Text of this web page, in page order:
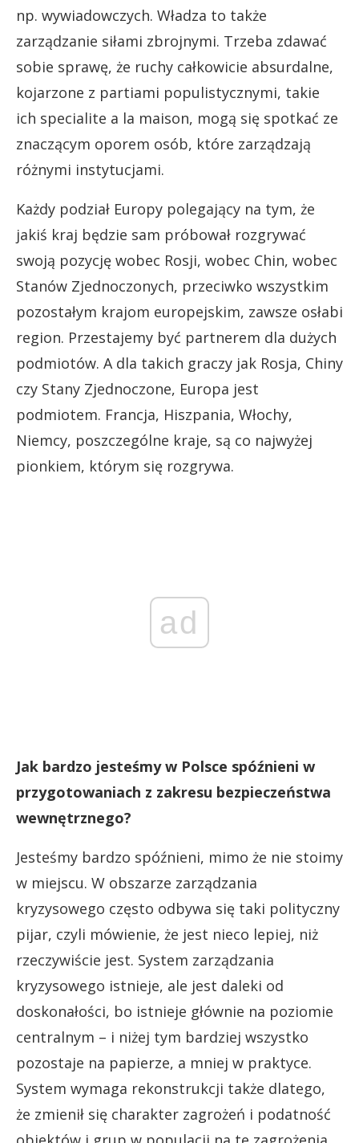
np. wywiadowczych. Władza to także
zarządzanie siłami zbrojnymi. Trzeba zdawać
sobie sprawę, że ruchy całkowicie absurdalne,
kojarzone z partiami populistycznymi, takie
ich specialite a la maison, mogą się spotkać ze
znaczącym oporem osób, które zarządzają
różnymi instytucjami.
Każdy podział Europy polegający na tym, że
jakiś kraj będzie sam próbował rozgrywać
swoją pozycję wobec Rosji, wobec Chin, wobec
Stanów Zjednoczonych, przeciwko wszystkim
pozostałym krajom europejskim, zawsze osłabi
region. Przestajemy być partnerem dla dużych
podmiotów. A dla takich graczy jak Rosja, Chiny
czy Stany Zjednoczone, Europa jest
podmiotem. Francja, Hiszpania, Włochy,
Niemcy, poszczególne kraje, są co najwyżej
pionkiem, którym się rozgrywa.
ad
Jak bardzo jesteśmy w Polsce spóźnieni w
przygotowaniach z zakresu bezpieczeństwa
wewnętrznego?
Jesteśmy bardzo spóźnieni, mimo że nie stoimy
w miejscu. W obszarze zarządzania
kryzysowego często odbywa się taki polityczny
pijar, czyli mówienie, że jest nieco lepiej, niż
rzeczywiście jest. System zarządzania
kryzysowego istnieje, ale jest daleki od
doskonałości, bo istnieje głównie na poziomie
centralnym – i niżej tym bardziej wszystko
pozostaje na papierze, a mniej w praktyce.
System wymaga rekonstrukcji także dlatego,
że zmienił się charakter zagrożeń i podatność